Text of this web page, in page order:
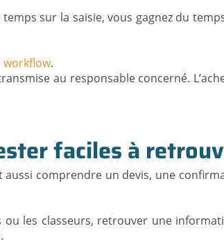
sur la saisie, vous gagnez du
workflow.
au responsable concerné.
faciles à
comprendre un devis, une
les classeurs, retrouver une